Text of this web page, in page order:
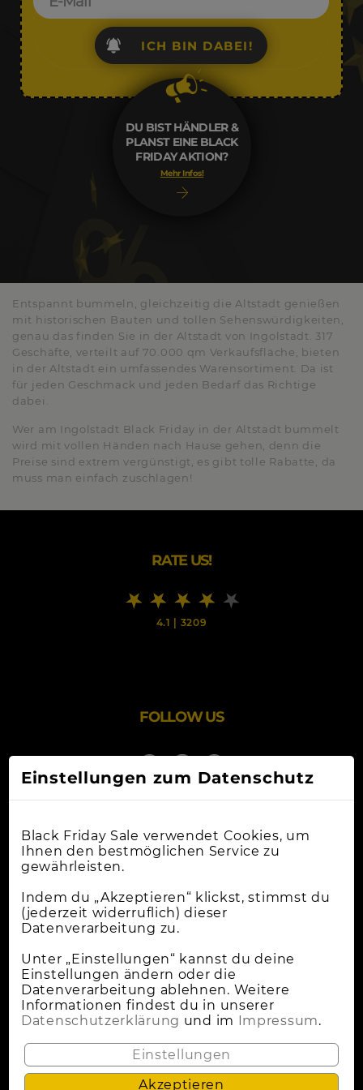
DU BIST HÄNDLER &
PLANST EINE BLACK
FRIDAY AKTION?
Mehr Infos!
ICH BIN DABEI!
Entspannt bummeln, gleichzeitig die Altstadt genießen
mit historischen Bauten und tollen Sehenswürdigkeiten,
genau das finden Sie in der Altstadt von Ingolstadt. 317
Geschäfte, verteilt auf 70.000 qm Verkaufsfläche, bieten
in der Altstadt ein umfassendes Warensortiment. Da ist
für jeden Geschmack und jeden Bedarf das Richtige
dabei.
Wer am Ingolstadt Black Friday in der Altstadt bummelt
wird mit vollen Händen nach Hause gehen, denn die
Preise sind extrem vergünstigt, es gibt tolle Rabatte, da
muss man einfach zuschlagen!
RATE US!
4.1 | 3209
FOLLOW US
Online-Shops
Apple Deals
Cybermonday
News
Wann Ist Black Friday?
Impressum
Einstellungen zum Datenschutz
Black Friday Sale verwendet Cookies, um
Ihnen den bestmöglichen Service zu
gewährleisten.
Indem du „Akzeptieren“ klickst, stimmst du
(jederzeit widerruflich) dieser
Datenverarbeitung zu.
Unter „Einstellungen“ kannst du deine
Einstellungen ändern oder die
Datenverarbeitung ablehnen. Weitere
Informationen findest du in unserer
Datenschutzerklärung und im Impressum.
Einstellungen
Akzeptieren